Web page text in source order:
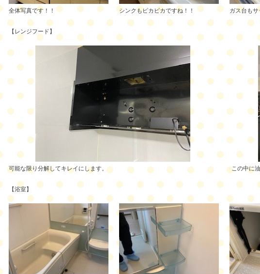
全体写真です！！ シンクもピカピカですね！！ ガス台も
【レンジフード】
可能な限り分解してキレイにします。 この中に
【浴室】